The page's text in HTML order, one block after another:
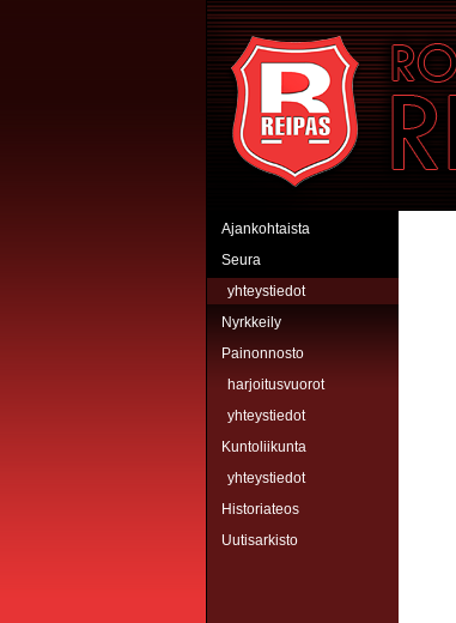
Rovaniemen Reipas
Ajankohtaista
Seura
yhteystiedot
Nyrkkeily
Painonnosto
harjoitusvuorot
yhteystiedot
Kuntoliikunta
yhteystiedot
Historiateos
Uutisarkisto